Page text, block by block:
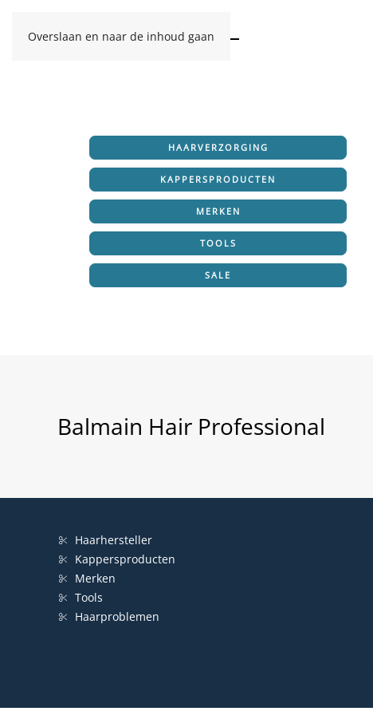
Overslaan en naar de inhoud gaan
HAARVERZORGING
KAPPERSPRODUCTEN
MERKEN
TOOLS
SALE
Balmain Hair Professional
Haarhersteller
Kappersproducten
Merken
Tools
Haarproblemen